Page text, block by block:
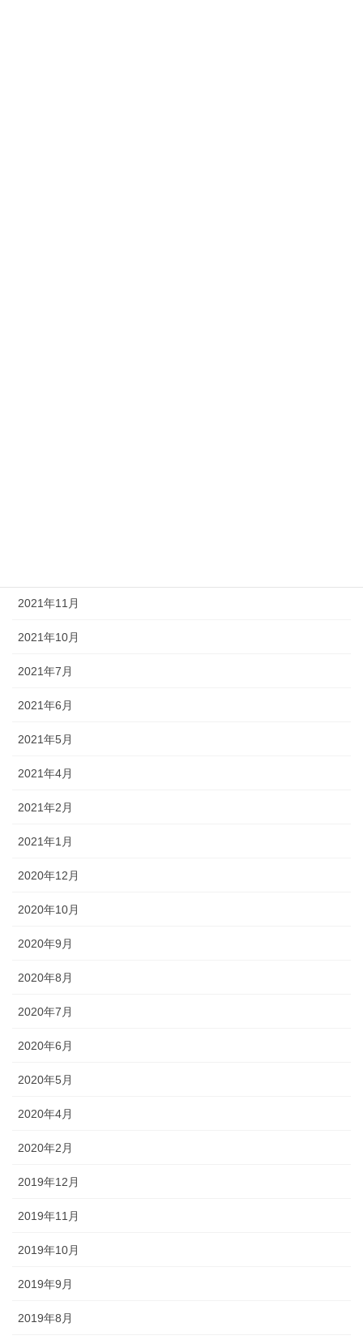
2021年11月
2021年10月
2021年7月
2021年6月
2021年5月
2021年4月
2021年2月
2021年1月
2020年12月
2020年10月
2020年9月
2020年8月
2020年7月
2020年6月
2020年5月
2020年4月
2020年2月
2019年12月
2019年11月
2019年10月
2019年9月
2019年8月